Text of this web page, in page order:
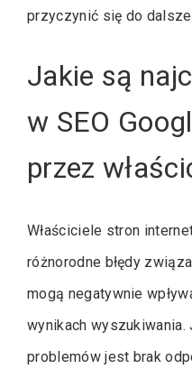
przyczynić się do
Jakie są
w SEO
przez
Właściciele stron
różnorodne błędy
mogą negatywnie
wynikach
problemów jest brak